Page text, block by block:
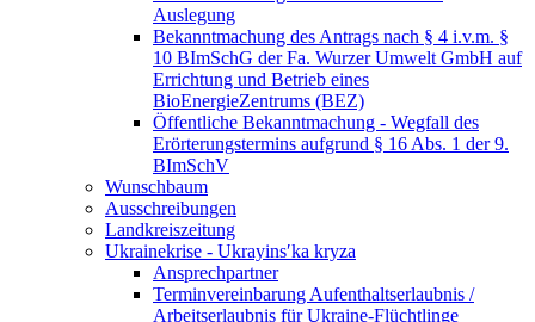
Auslegung
Bekanntmachung des Antrags nach § 4 i.v.m. §
10 BImSchG der Fa. Wurzer Umwelt GmbH auf
Errichtung und Betrieb eines
BioEnergieZentrums (BEZ)
Öffentliche Bekanntmachung - Wegfall des
Erörterungstermins aufgrund § 16 Abs. 1 der 9.
BImSchV
Wunschbaum
Ausschreibungen
Landkreiszeitung
Ukrainekrise - Ukrayinsʹka kryza
Ansprechpartner
Terminvereinbarung Aufenthaltserlaubnis /
Arbeitserlaubnis für Ukraine-Flüchtlinge